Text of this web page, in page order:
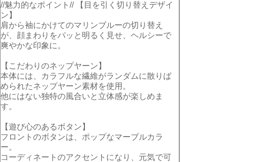
//魅力的なポイント// 【目を引く切り替えデザイ
ン】
肩から袖にかけてのマリンブルーの切り替え
が、顔まわりをパッと明るく見せ、ヘルシーで
爽やかな印象に。
【こだわりのネップヤーン】
本体には、カラフルな繊維がランダムに散りば
められたネップヤーン素材を使用。
他にはない独特の風合いと立体感が楽しめま
す。
【遊び心のあるボタン】
フロントのボタンは、ポップなマーブルカラ
ー。
コーディネートのアクセントになり、元気で可